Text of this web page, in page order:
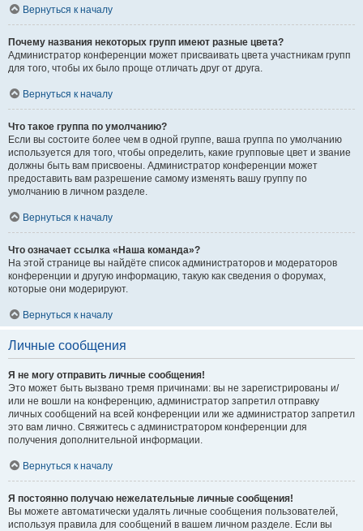
Вернуться к началу
Почему названия некоторых групп имеют разные цвета?
Администратор конференции может присваивать цвета участникам групп
для того, чтобы их было проще отличать друг от друга.
Вернуться к началу
Что такое группа по умолчанию?
Если вы состоите более чем в одной группе, ваша группа по умолчанию
используется для того, чтобы определить, какие групповые цвет и звание
должны быть вам присвоены. Администратор конференции может
предоставить вам разрешение самому изменять вашу группу по
умолчанию в личном разделе.
Вернуться к началу
Что означает ссылка «Наша команда»?
На этой странице вы найдёте список администраторов и модераторов
конференции и другую информацию, такую как сведения о форумах,
которые они модерируют.
Вернуться к началу
Личные сообщения
Я не могу отправить личные сообщения!
Это может быть вызвано тремя причинами: вы не зарегистрированы и/
или не вошли на конференцию, администратор запретил отправку
личных сообщений на всей конференции или же администратор запретил
это вам лично. Свяжитесь с администратором конференции для
получения дополнительной информации.
Вернуться к началу
Я постоянно получаю нежелательные личные сообщения!
Вы можете автоматически удалять личные сообщения пользователей,
используя правила для сообщений в вашем личном разделе. Если вы